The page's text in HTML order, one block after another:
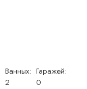
Ванных:
2
Гаражей:
0